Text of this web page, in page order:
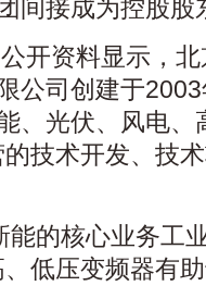
间接成为控股股
公开资料显示，
公司创建于
、光伏、风电、
技术开发、技
能的核心业务工
低压变频器有